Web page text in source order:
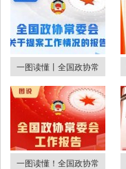
一图读懂丨全国政协常
一图读懂！全国政协常